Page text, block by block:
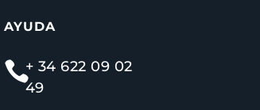
AYUDA
+ 34 622 09 02
49